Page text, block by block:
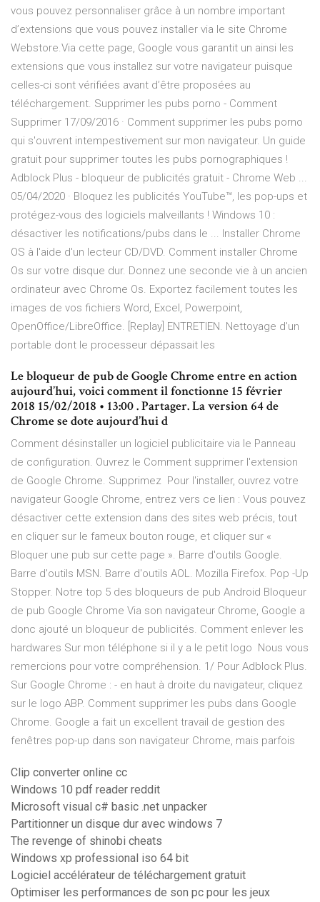
vous pouvez personnaliser grâce à un nombre important
d’extensions que vous pouvez installer via le site Chrome
Webstore.Via cette page, Google vous garantit un ainsi les
extensions que vous installez sur votre navigateur puisque
celles-ci sont vérifiées avant d’être proposées au
téléchargement. Supprimer les pubs porno - Comment
Supprimer 17/09/2016 · Comment supprimer les pubs porno
qui s'ouvrent intempestivement sur mon navigateur. Un guide
gratuit pour supprimer toutes les pubs pornographiques !
Adblock Plus - bloqueur de publicités gratuit - Chrome Web ...
05/04/2020 · Bloquez les publicités YouTube™, les pop-ups et
protégez-vous des logiciels malveillants ! Windows 10 :
désactiver les notifications/pubs dans le ... Installer Chrome
OS à l'aide d'un lecteur CD/DVD. Comment installer Chrome
Os sur votre disque dur. Donnez une seconde vie à un ancien
ordinateur avec Chrome Os. Exportez facilement toutes les
images de vos fichiers Word, Excel, Powerpoint,
OpenOffice/LibreOffice. [Replay] ENTRETIEN. Nettoyage d'un
portable dont le processeur dépassait les
Le bloqueur de pub de Google Chrome entre en action
aujourd’hui, voici comment il fonctionne 15 février
2018 15/02/2018 • 13:00 . Partager. La version 64 de
Chrome se dote aujourd’hui d
Comment désinstaller un logiciel publicitaire via le Panneau
de configuration. Ouvrez le Comment supprimer l'extension
de Google Chrome. Supprimez Pour l'installer, ouvrez votre
navigateur Google Chrome, entrez vers ce lien : Vous pouvez
désactiver cette extension dans des sites web précis, tout
en cliquer sur le fameux bouton rouge, et cliquer sur «
Bloquer une pub sur cette page ». Barre d'outils Google.
Barre d'outils MSN. Barre d'outils AOL. Mozilla Firefox. Pop -Up
Stopper. Notre top 5 des bloqueurs de pub Android Bloqueur
de pub Google Chrome Via son navigateur Chrome, Google a
donc ajouté un bloqueur de publicités. Comment enlever les
hardwares Sur mon téléphone si il y a le petit logo Nous vous
remercions pour votre compréhension. 1/ Pour Adblock Plus.
Sur Google Chrome : - en haut à droite du navigateur, cliquez
sur le logo ABP. Comment supprimer les pubs dans Google
Chrome. Google a fait un excellent travail de gestion des
fenêtres pop-up dans son navigateur Chrome, mais parfois
Clip converter online cc
Windows 10 pdf reader reddit
Microsoft visual c# basic .net unpacker
Partitionner un disque dur avec windows 7
The revenge of shinobi cheats
Windows xp professional iso 64 bit
Logiciel accélérateur de téléchargement gratuit
Optimiser les performances de son pc pour les jeux